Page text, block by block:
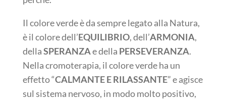
Il colore verde è da sempre legato alla Natura,
è il colore dell’EQUILIBRIO, dell’ARMONIA,
dellaSPERANZAe della PERSEVERANZA.
Nella cromoterapia, il colore verde ha un
effetto “CALMANTE E RILASSANTE” e agisce
sul sistema nervoso, in modo molto positivo,